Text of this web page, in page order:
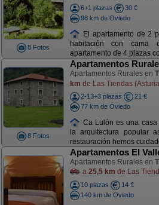
8 Fotos
6+1 plazas
30 €
98 km de Oviedo
El apartamento de 2
habitación con cama
apartamento de 4 plazas
8 Fotos
Apartamentos
Apartamentos Rurales en
km de Las Tiendas
2-13+3 plazas
21 €
77 km de Oviedo
Ca Lulón es una
la arquitectura popular
restauración hemos
Apartamentos El
Apartamentos Rurales en
a 25,5 km de Las
10 plazas
14 €
140 km de Oviedo